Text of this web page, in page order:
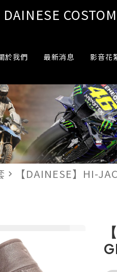
DAINESE
於我們 最新消息 影音花
navigate_next 【DAINESE】HI-